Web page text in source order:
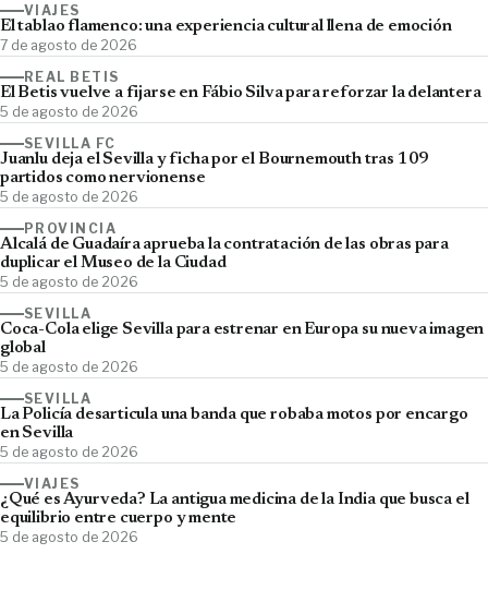
VIAJES
El tablao flamenco: una experiencia cultural llena de emoción
7 de agosto de 2026
REAL BETIS
El Betis vuelve a fijarse en Fábio Silva para reforzar la delantera
5 de agosto de 2026
SEVILLA FC
Juanlu deja el Sevilla y ficha por el Bournemouth tras 109
partidos como nervionense
5 de agosto de 2026
PROVINCIA
Alcalá de Guadaíra aprueba la contratación de las obras para
duplicar el Museo de la Ciudad
5 de agosto de 2026
SEVILLA
Coca-Cola elige Sevilla para estrenar en Europa su nueva imagen
global
5 de agosto de 2026
SEVILLA
La Policía desarticula una banda que robaba motos por encargo
en Sevilla
5 de agosto de 2026
VIAJES
¿Qué es Ayurveda? La antigua medicina de la India que busca el
equilibrio entre cuerpo y mente
5 de agosto de 2026